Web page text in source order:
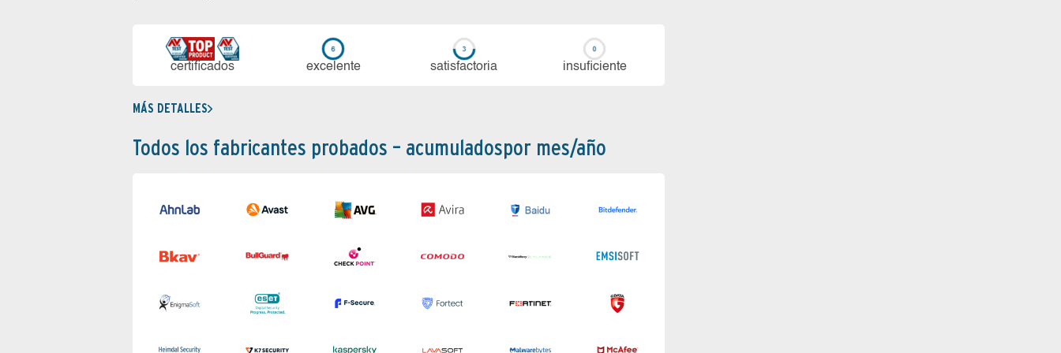
certi­ficados ex­ce­len­te sa­tis­fac­to­ria in­su­fi­cien­te
MÁS DETALLES
Todos los fabricantes probados – acumuladospor mes/año